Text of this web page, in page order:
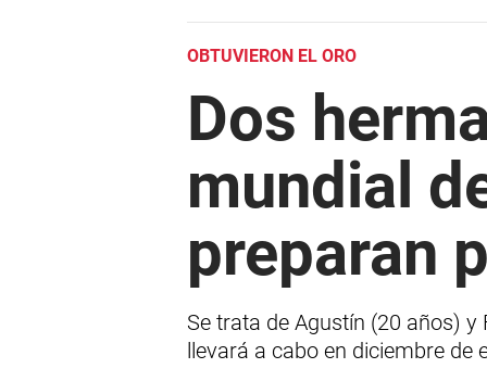
OBTUVIERON EL ORO
Dos
mundial
preparan
Se trata de Agustín (20 años)
llevará a cabo en diciembre de